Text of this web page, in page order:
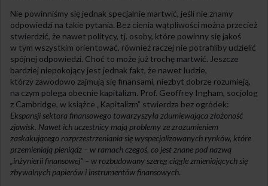
Nie powinniśmy się jednak specjalnie martwić, jeśli nie znamy
odpowiedzi na takie pytania. Bez cienia wątpliwości można przecież
stwierdzić, że nawet politycy, tj. osoby, które powinny się jakoś
w tym wszystkim orientować, również raczej nie potrafiliby udzielić
spójnej odpowiedzi. Choć to może już trochę martwić. Jeszcze
bardziej niepokojący jest jednak fakt, że nawet ludzie,
którzy zawodowo zajmują się finansami, niezbyt dobrze rozumieją,
na czym polega obecnie kapitalizm. Prof. Geoffrey Ingham, socjolog
z Cambridge, w książce „Kapitalizm” stwierdza bez ogródek:
Ekspansji sektora finansowego towarzyszyła zdumiewająca złożoność
zjawisk. Nawet ich uczestnicy mają problemy ze zrozumieniem
zaskakującego rozprzestrzeniania się wyspecjalizowanych rynków, które
przemieniają pieniądz – w ramach czegoś, co jest znane pod nazwą
„inżynierii finansowej” – w rozbudowany szereg ciągle zmieniających się
zbywalnych papierów i instrumentów finansowych.